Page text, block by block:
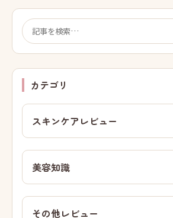
検
索:
カテゴリ
スキンケアレビュー
美容知識
その他レビュー